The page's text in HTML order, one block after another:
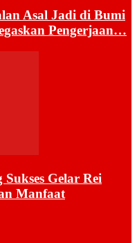
Asal Jadi di Bumi
Pengerjaan…
Gelar Rei
Manfaat